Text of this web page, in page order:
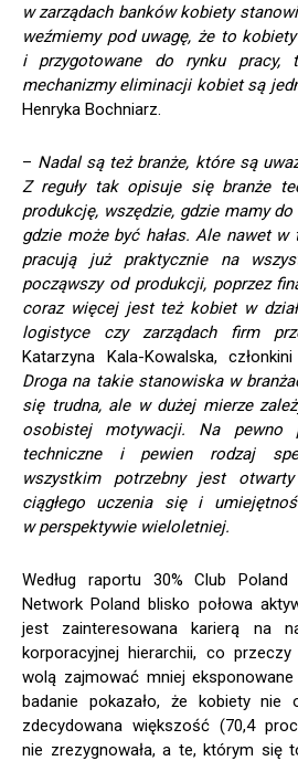
w zarządach banków kobiety
weźmiemy pod uwagę, że to
i przygotowane do rynku pracy,
mechanizmy eliminacji kobiet są
Henryka Bochniarz.
– Nadal są też branże, które są
Z reguły tak opisuje się branże
produkcję, wszędzie, gdzie mamy
gdzie może być hałas. Ale nawet
pracują już praktycznie na
począwszy od produkcji, poprzez
coraz więcej jest też kobiet w
logistyce czy zarządach firm
Katarzyna Kala-Kowalska,
Droga na takie stanowiska w
się trudna, ale w dużej mierze
osobistej motywacji. Na pewno
techniczne i pewien rodzaj
wszystkim potrzebny jest
ciągłego uczenia się i
w perspektywie wieloletniej.
Według raportu 30% Club
Network Poland blisko połowa
jest zainteresowana karierą na
korporacyjnej hierarchii, co
wolą zajmować mniej
badanie pokazało, że kobiety nie
zdecydowana większość (70,4
nie zrezygnowała, a te, którym się